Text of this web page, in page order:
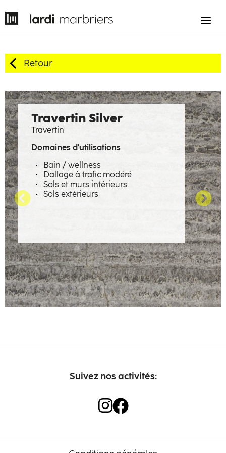
Histoire
Matières à émotions
Artisans
Contact
Retour
Travertin Silver
Travertin
Domaines d'utilisations
Bain / wellness
Dallage à trafic modéré
Sols et murs intérieurs
Sols extérieurs
Suivez nos activités: